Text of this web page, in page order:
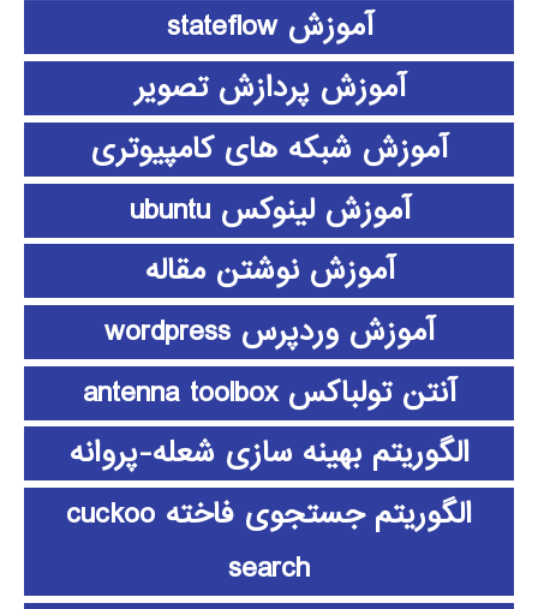
آموزش stateflow
آموزش پردازش تصویر
آموزش شبکه های کامپیوتری
آموزش لینوکس ubuntu
آموزش نوشتن مقاله
آموزش وردپرس wordpress
آنتن تولباکس antenna toolbox
الگوریتم بهینه سازی شعله-پروانه
الگوریتم جستجوی فاخته cuckoo
search